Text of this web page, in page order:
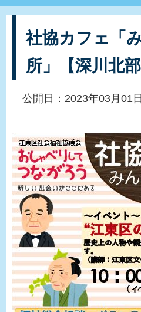
社協カフェ「
所」【深川北部
公開日：2023年03月